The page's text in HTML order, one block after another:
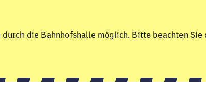
die Bahnhofshalle möglich. Bitte beachten Sie